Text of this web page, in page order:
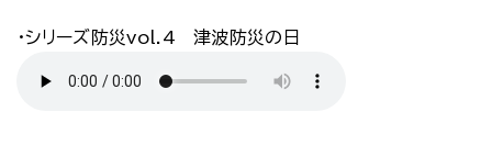
・シリーズ防災vol.4 津波防災の日